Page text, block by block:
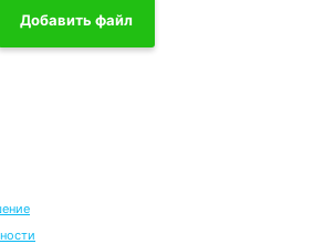
Добавить файл